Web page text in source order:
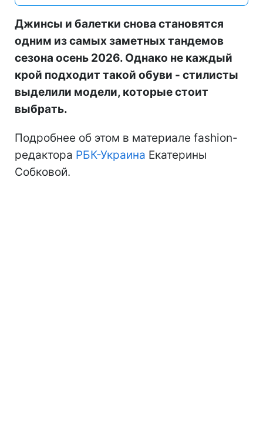
Джинсы и балетки снова становятся
одним из самых заметных тандемов
сезона осень 2026. Однако не каждый
крой подходит такой обуви - стилисты
выделили модели, которые стоит
выбрать.
Подробнее об этом в материале fashion-
редактора РБК-Украина Екатерины
Собковой.